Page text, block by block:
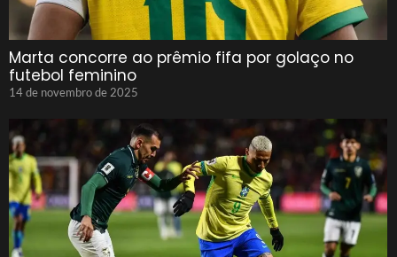
Marta concorre ao prêmio fifa por golaço no
futebol feminino
14 de novembro de 2025